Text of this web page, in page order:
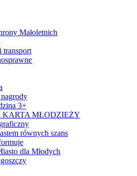
Małoletnich
transport
3+
KARTA MŁODZIEŻY
równych szans
dla Młodych